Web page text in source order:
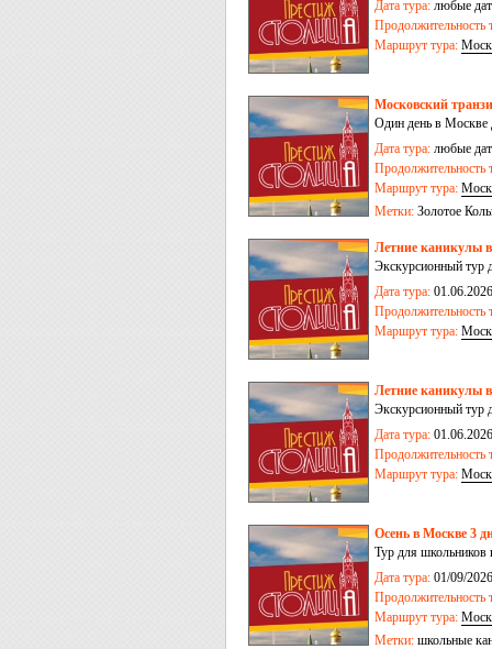
Дата тура: любые
Продолжительность
Маршрут тура:
Московский
Один день в Москве
Дата тура: любые
Продолжительность
Маршрут тура:
Метки: Золотое
детьми
школьные
Летние каникулы
Экскурсионный тур
Дата тура:
Продолжительность
Маршрут тура:
Летние каникулы
Экскурсионный тур
Дата тура:
Продолжительность
Маршрут тура:
Осень в Москве 3
Тур для школьников
Дата тура: 01/09/
Продолжительность
Маршрут тура:
Метки: школьные